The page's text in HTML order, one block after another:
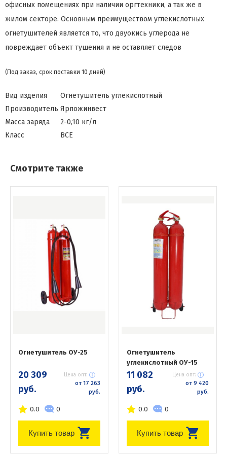
офисных помещениях при наличии оргтехники, а так же в
жилом секторе. Основным преимуществом углекислотных
огнетушителей является то, что двуокись углерода не
повреждает объект тушения и не оставляет следов
(Под заказ, срок поставки 10 дней)
Вид изделия
Огнетушитель углекислотный
Производитель Ярпожинвест
Масса заряда
2-0,10 кг/л
Класс
ВСЕ
Смотрите также
Огнетушитель ОУ-25
20 309
руб.
Цена опт:
от 17 263
руб.
0.0 0
Купить товар
Огнетушитель
углекислотный ОУ-15
11 082
руб.
Цена опт:
от 9 420
руб.
0.0 0
Купить товар